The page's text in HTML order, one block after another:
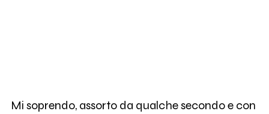
Mi soprendo, assorto da qualche secondo e con